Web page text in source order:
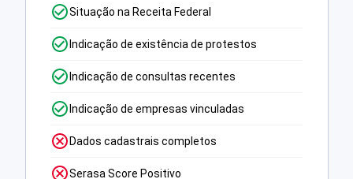
Situação na Receita Federal
Indicação de existência de protestos
Indicação de consultas recentes
Indicação de empresas vinculadas
Dados cadastrais completos
Serasa Score Positivo